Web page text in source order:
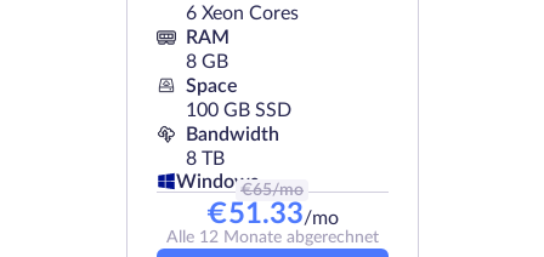
6 Xeon Cores
RAM
8 GB
Space
100 GB SSD
Bandwidth
8 TB
Windows
€65/mo
€51.33/mo
Alle 12 Monate abgerechnet